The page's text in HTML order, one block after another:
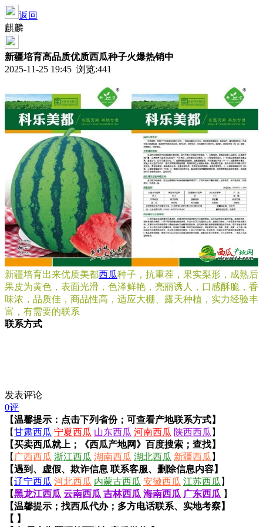
返回
麒麟
新疆培育高品质优质西瓜种子火爆热销中
2025-11-25 19:45 浏览:441
新疆培育出来优质美都西瓜种子，抗重茬，果实梨形，成熟后
果皮为黄色，表面光滑，色泽鲜艳，亮丽诱人，口感酥脆，香
味浓，品质佳，商品性高，适应大棚、露天种植，实力经验丰
富，有需要的联系
联系方式
发表评论
0评
【温馨提示：点击下列省份；可查看产地联系方式】
【甘肃西瓜 宁夏西瓜 山东西瓜 河南西瓜 陕西西瓜 】
【买卖西瓜就上；《西瓜产地网》百度搜索；查找】
【 广西西瓜 浙江西瓜 湖南西瓜 湖北西瓜 新疆西瓜 】
【遇到、虚假、欺诈信息 联系客服、删除信息内容】
【辽宁西瓜 河北西瓜 内蒙古西瓜 安徽西瓜 江苏西瓜 】
【黑龙江西瓜 云南西瓜 吉林西瓜 海南西瓜 广东西瓜 】
【温馨提示；找西瓜代办；多方电话联系、实地考察】
【 】